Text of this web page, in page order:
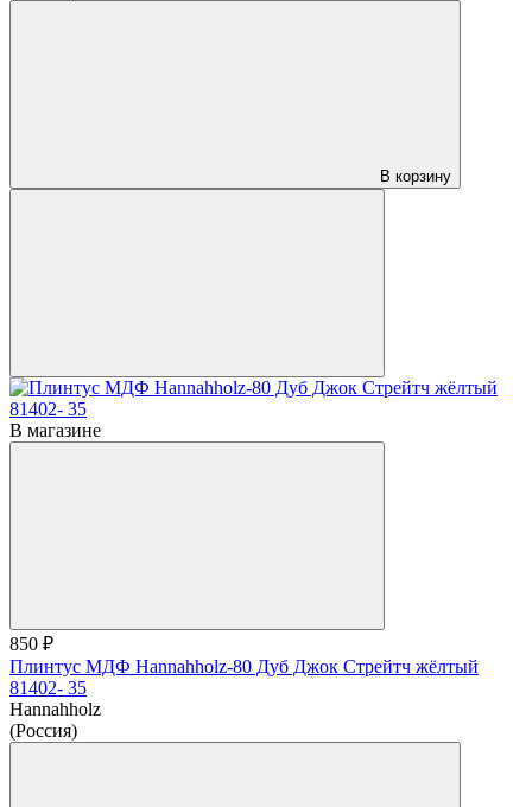
В корзину
В магазине
850 ₽
Плинтус МДФ Hannahholz-80 Дуб Джок Стрейтч жёлтый
81402- 35
Hannahholz
(Россия)